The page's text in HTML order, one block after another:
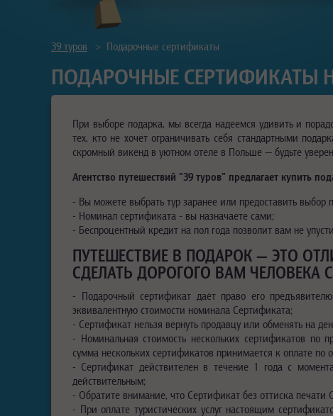
39 туров > Подарочные сертификаты
ПОДАРОЧНЫЕ СЕРТИФИКАТЫ
При выборе подарка, мы всегда надеемся удивить и
тех, кто не хочет ограничивать себя стандартными
скромный викенд в уютном отеле в Польше — будьте
Агентство путешествий "39 туров" предлагает купить
- Вы можете выбрать тур заранее или предоставить выбор
- Номинал сертификата - вы назначаете сами;
- Беспроцентный кредит на пол года позволит вам не
ПУТЕШЕСТВИЕ В ПОДАРОК — ЭТО
СДЕЛАТЬ ДОРОГОГО ВАМ ЧЕЛОВЕКА
- Подарочный сертификат даёт право его
эквивалентную стоимости номинала Сертификата;
- Сертификат нельзя вернуть продавцу или обменять на
- Номинальная стоимость нескольких сертификатов
сумма нескольких сертификатов принимается к оплате по
- Сертификат действителен в течение 1 года с
действительным;
- Обратите внимание, что Сертификат без оттиска
- При оплате туристических услуг настоящим